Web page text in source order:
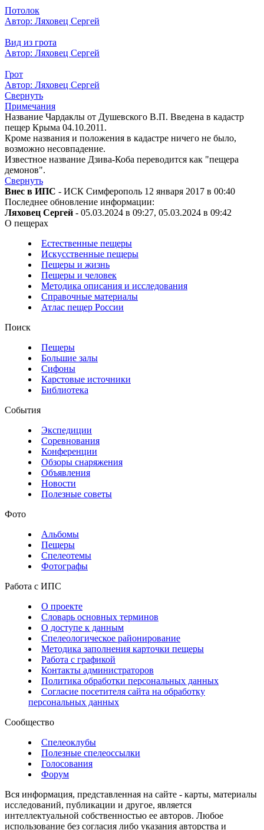
Потолок
Автор: Ляховец Сергей
Вид из грота
Автор: Ляховец Сергей
Грот
Автор: Ляховец Сергей
Свернуть
Примечания
Название Чардаклы от Душевского В.П. Введена в кадастр
пещер Крыма 04.10.2011.
Кроме названия и положения в кадастре ничего не было,
возможно несовпадение.
Известное название Дзива-Коба переводится как "пещера
демонов".
Свернуть
Внес в ИПС - ИСК Симферополь 12 января 2017 в 00:40
Последнее обновление информации:
Ляховец Сергей - 05.03.2024 в 09:27, 05.03.2024 в 09:42
О пещерах
Естественные пещеры
Искусственные пещеры
Пещеры и жизнь
Пещеры и человек
Методика описания и исследования
Справочные материалы
Атлас пещер России
Поиск
Пещеры
Большие залы
Сифоны
Карстовые источники
Библиотека
События
Экспедиции
Соревнования
Конференции
Обзоры снаряжения
Объявления
Новости
Полезные советы
Фото
Альбомы
Пещеры
Спелеотемы
Фотографы
Работа с ИПС
О проекте
Словарь основных терминов
О доступе к данным
Спелеологическое районирование
Методика заполнения карточки пещеры
Работа с графикой
Контакты администраторов
Политика обработки персональных данных
Согласие посетителя сайта на обработку
персональных данных
Сообщество
Спелеоклубы
Полезные спелеоссылки
Голосования
Форум
Вся информация, представленная на сайте - карты, материалы
исследований, публикации и другое, является
интеллектуальной собственностью ее авторов. Любое
использование без согласия либо указания авторства и